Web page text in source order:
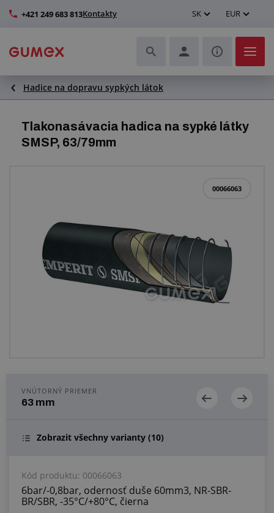
+421 249 683 813Kontakty SK EUR
Hadice a ich kompletizácia
Profily a výroba tesnení
Lepšie pracovné prostredie
Ďalšie gumové a plastové výrobky
Centrum dopytov
Hadice na dopravu sypkých látok
Tlakonasávacia hadica na sypké látky
SMSP, 63/79mm
00066063
VNÚTORNÝ PRIEMER
63 mm
Zobrazit všechny varianty (10)
Kód produktu: 00066063
6bar/-0,8bar, odernosť duše 60mm3, NR-SBR-
BR/SBR, -35°C/+80°C, čierna